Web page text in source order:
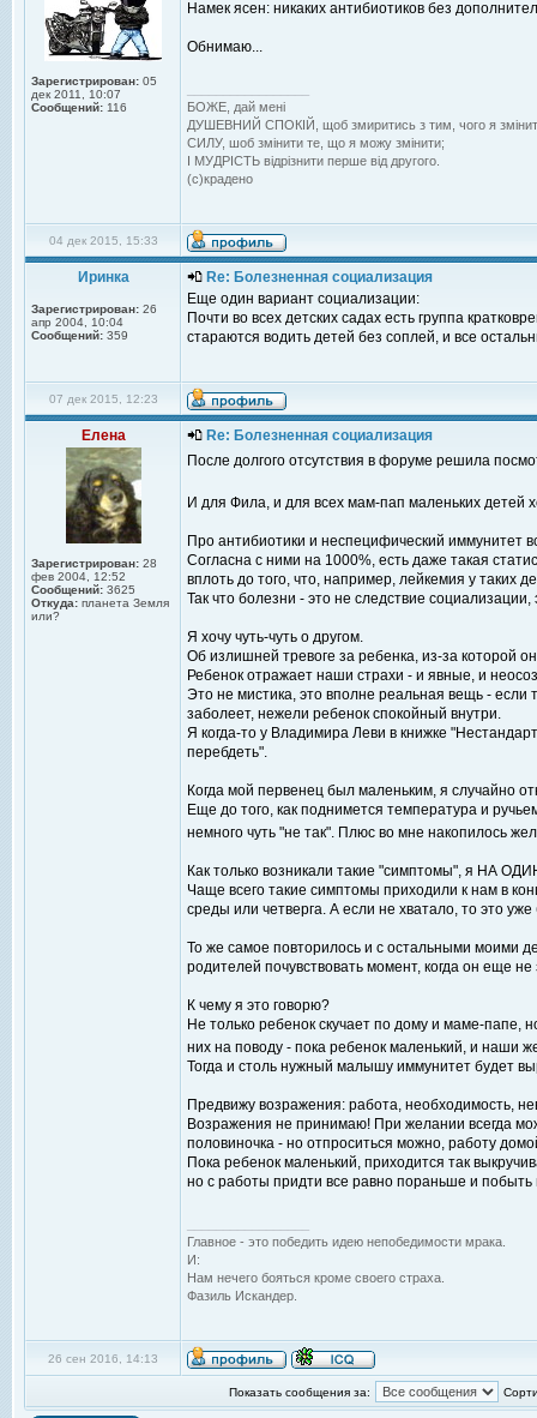
Зарегистрирован: 05
дек 2011, 10:07
Сообщений: 116
Намек ясен: никаких антибиотиков без
Обнимаю...
БОЖЕ, дай менi
ДУШЕВНИЙ СПОКIЙ, щоб змиритись з тим, чого я
СИЛУ, шоб змiнити те, що я можу змiнити;
I МУДРIСТЬ вiдрiзнити перше вiд другого.
(с)крадено
04 дек 2015, 15:33
Иринка
Зарегистрирован: 26
апр 2004, 10:04
Сообщений: 359
Re: Болезненная социализация
Еще один вариант социализации:
Почти во всех детских садах есть группа
стараются водить детей без соплей, и все
07 дек 2015, 12:23
Елена
Зарегистрирован: 28
фев 2004, 12:52
Сообщений: 3625
Откуда: планета Земля
или?
Re: Болезненная социализация
После долгого отсутствия в форуме решила
И для Фила, и для всех мам-пап маленьких детей
Про антибиотики и неспецифический иммунитет
Согласна с ними на 1000%, есть даже такая
вплоть до того, что, например, лейкемия у таких
Так что болезни - это не следствие
Я хочу чуть-чуть о другом.
Об излишней тревоге за ребенка, из-за которой
Ребенок отражает наши страхи - и явные, и
Это не мистика, это вполне реальная вещь -
заболеет, нежели ребенок спокойный внутри.
Я когда-то у Владимира Леви в книжке
перебдеть".
Когда мой первенец был маленьким, я случайно
Еще до того, как поднимется температура и
немного чуть "не так". Плюс во мне накопилось
Как только возникали такие "симптомы", я НА
Чаще всего такие симптомы приходили к нам в
среды или четверга. А если не хватало, то это
То же самое повторилось и с остальными моими
родителей почувствовать момент, когда он еще
К чему я это говорю?
Не только ребенок скучает по дому и маме-папе,
них на поводу - пока ребенок маленький, и наши
Тогда и столь нужный малышу иммунитет будет
Предвижу возражения: работа, необходимость,
Возражения не принимаю! При желании всегда
половиночка - но отпроситься можно, работу
Пока ребенок маленький, приходится так
но с работы придти все равно пораньше и
Главное - это победить идею непобедимости мрака.
И:
Нам нечего бояться кроме своего страха.
Фазиль Искандер.
26 сен 2016, 14:13
Показать сообщения за: